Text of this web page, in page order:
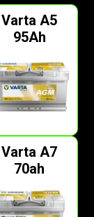
Varta A5
95Ah
Varta A7
70ah